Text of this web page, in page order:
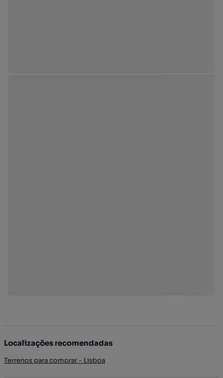
Localizações recomendadas
Terrenos para comprar - Lisboa